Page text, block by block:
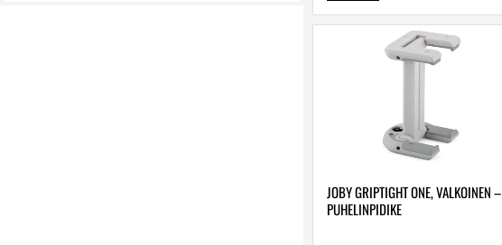
JOBY GRIPTIGHT ONE, VALKOINEN –
PUHELINPIDIKE